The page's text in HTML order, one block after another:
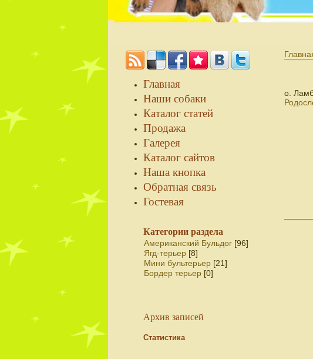
о.
Главная
Наши собаки
Каталог статей
Продажа
Галерея
Каталог сайтов
Наша кнопка
Обратная связь
Гостевая
Категории раздела
Американский Бульдог [96]
Ягд-терьер [8]
Мини бультерьер [21]
Бордер терьер [0]
Архив записей
Статистика